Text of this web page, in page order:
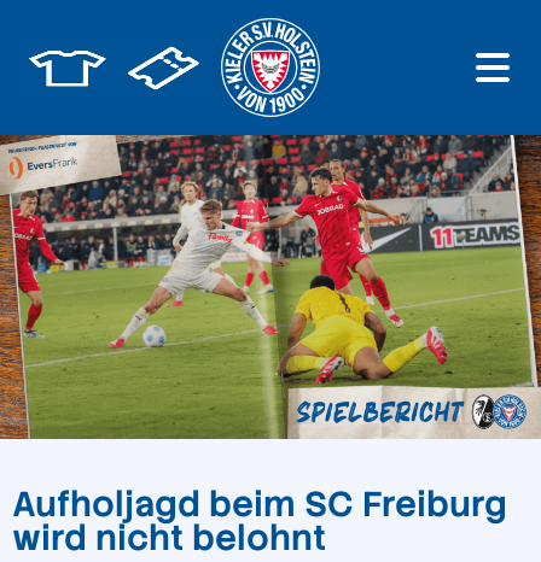
Aufholjagd beim SC Freiburg
wird nicht belohnt